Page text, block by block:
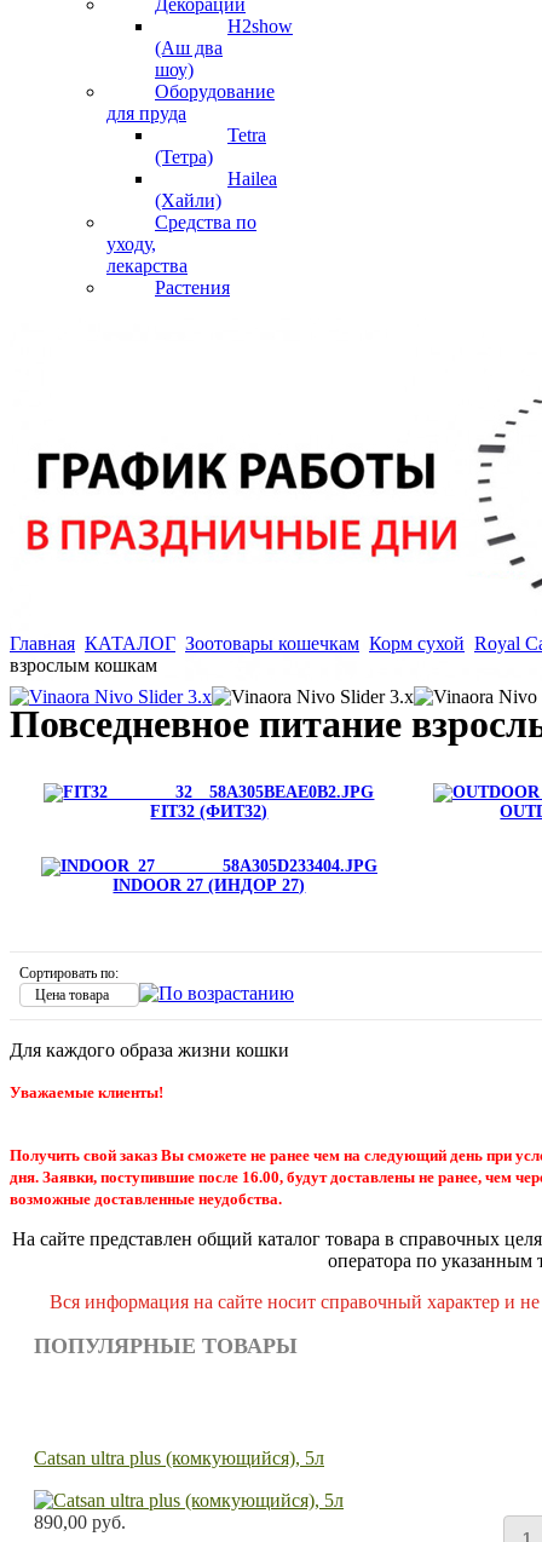
Декорации
H2show
(Аш два
шоу)
Оборудование
для пруда
Tetra
(Тетра)
Hailea
(Хайли)
Средства по
уходу,
лекарства
Растения
Главная КАТАЛОГ Зоотовары кошечкам Корм сухой Royal
взрослым кошкам
Повседневное питание
FIT32 (ФИТ32)
INDOOR 27 (ИНДОР 27)
Сортировать по:
Цена товара
Для каждого образа жизни кошки
Уважаемые клиенты!
Получить свой заказ Вы сможете не ранее чем на следующий день при
дня. Заявки, поступившие после 16.00, будут доставлены не ранее, чем
возможные доставленные неудобства.
На сайте представлен общий каталог товара в справочных
оператора по указанным
Вся информация на сайте носит справочный характер и
ПОПУЛЯРНЫЕ ТОВАРЫ
Catsan ultra plus (комкующийся), 5л
890,00 руб.